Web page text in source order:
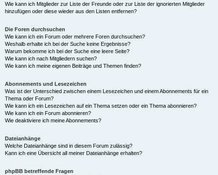
Wie kann ich Mitglieder zur Liste der Freunde oder zur Liste der ignorierten Mitglieder
hinzufügen oder diese wieder aus den Listen entfernen?
Die Foren durchsuchen
Wie kann ich ein Forum oder mehrere Foren durchsuchen?
Weshalb erhalte ich bei der Suche keine Ergebnisse?
Warum bekomme ich bei der Suche eine leere Seite?
Wie kann ich nach Mitgliedern suchen?
Wie kann ich meine eigenen Beiträge und Themen finden?
Abonnements und Lesezeichen
Was ist der Unterschied zwischen einem Lesezeichen und einem Abonnements für ein
Thema oder Forum?
Wie kann ich ein Lesezeichen auf ein Thema setzen oder ein Thema abonnieren?
Wie kann ich ein Forum abonnieren?
Wie deaktiviere ich meine Abonnements?
Dateianhänge
Welche Dateianhänge sind in diesem Forum zulässig?
Kann ich eine Übersicht all meiner Dateianhänge erhalten?
phpBB betreffende Fragen